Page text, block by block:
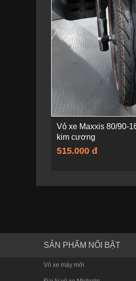
Vỏ xe Maxxis 80/90-
kim cương
515.000 đ
SẢN PHẨM NỔI BẬT
Vỏ xe máy mới